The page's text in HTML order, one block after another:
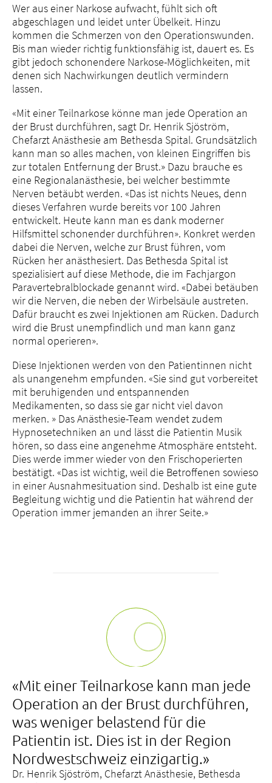
Wer aus einer Narkose aufwacht, fühlt sich oft
abgeschlagen und leidet unter Übelkeit. Hinzu
kommen die Schmerzen von den Operationswunden.
Bis man wieder richtig funktionsfähig ist, dauert es. Es
gibt jedoch schonendere Narkose-Möglichkeiten, mit
denen sich Nachwirkungen deutlich vermindern
lassen.
«Mit einer Teilnarkose könne man jede Operation an
der Brust durchführen, sagt Dr. Henrik Sjöström,
Chefarzt Anästhesie am Bethesda Spital. Grundsätzlich
kann man so alles machen, von kleinen Eingriffen bis
zur totalen Entfernung der Brust.» Dazu brauche es
eine Regionalanästhesie, bei welcher bestimmte
Nerven betäubt werden. «Das ist nichts Neues, denn
dieses Verfahren wurde bereits vor 100 Jahren
entwickelt. Heute kann man es dank moderner
Hilfsmittel schonender durchführen». Konkret werden
dabei die Nerven, welche zur Brust führen, vom
Rücken her anästhesiert. Das Bethesda Spital ist
spezialisiert auf diese Methode, die im Fachjargon
Paravertebralblockade genannt wird. «Dabei betäuben
wir die Nerven, die neben der Wirbelsäule austreten.
Dafür braucht es zwei Injektionen am Rücken. Dadurch
wird die Brust unempfindlich und man kann ganz
normal operieren».
Diese Injektionen werden von den Patientinnen nicht
als unangenehm empfunden. «Sie sind gut vorbereitet
mit beruhigenden und entspannenden
Medikamenten, so dass sie gar nicht viel davon
merken. » Das Anästhesie-Team wendet zudem
Hypnosetechniken an und lässt die Patientin Musik
hören, so dass eine angenehme Atmosphäre entsteht.
Dies werde immer wieder von den Frischoperierten
bestätigt. «Das ist wichtig, weil die Betroffenen sowieso
in einer Ausnahmesituation sind. Deshalb ist eine gute
Begleitung wichtig und die Patientin hat während der
Operation immer jemanden an ihrer Seite.»
«Mit einer Teilnarkose kann man jede
Operation an der Brust durchführen,
was weniger belastend für die
Patientin ist. Dies ist in der Region
Nordwestschweiz einzigartig.»
Dr. Henrik Sjöström, Chefarzt Anästhesie, Bethesda